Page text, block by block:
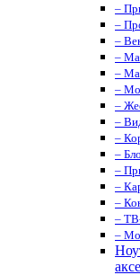
–
–
–
–
–
–
–
–
–
–
–
–
–
–
–